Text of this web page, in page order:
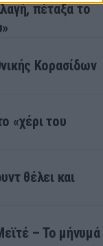
πέταξα το
Κορασίδων
«χέρι του
θέλει και
– Το μήνυμά